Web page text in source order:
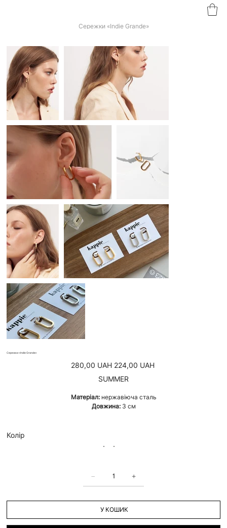
Сережки «Indie Grande»
Сережки «Indie Grande»
Звичайна
ціна
280,00 UAH Ціна
зі
224,00 UAH
SUMMER
Матеріал:нержавіюча сталь
Довжина:3 см
Колір
У КОШИК